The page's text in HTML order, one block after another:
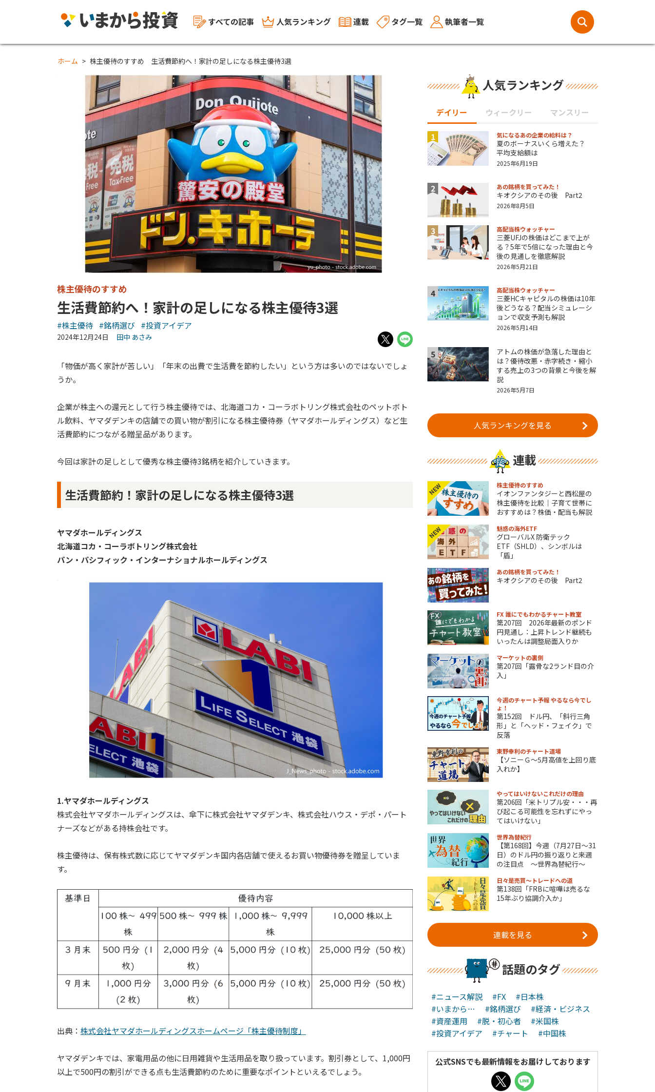
すべての記事 人気ランキング 連載 タグ一覧 執筆者一覧
ホーム 株主優待のすすめ 生活費節約へ！家計の足しになる株主優待3選
株主優待のすすめ
生活費節約へ！家計の足しになる株主優待3選
#株主優待 #銘柄選び #投資アイデア
2024年12月24日 田中 あさみ
「物価が高く家計が苦しい」「年末の出費で生活費を節約したい」という方は多いのではないでしょ
うか。
企業が株主への還元として行う株主優待では、北海道コカ・コーラボトリング株式会社のペットボト
ル飲料、ヤマダデンキの店舗での買い物が割引になる株主優待券（ヤマダホールディングス）など生
活費節約につながる贈呈品があります。
今回は家計の足しとして優秀な株主優待3銘柄を紹介していきます。
生活費節約！家計の足しになる株主優待3選
ヤマダホールディングス
北海道コカ・コーラボトリング株式会社
パン・パシフィック・インターナショナルホールディングス
1.ヤマダホールディングス
株式会社ヤマダホールディングスは、傘下に株式会社ヤマダデンキ、株式会社ハウス・デポ・パート
ナーズなどがある持株会社です。
株主優待は、保有株式数に応じてヤマダデンキ国内各店舗で使えるお買い物優待券を贈呈していま
す。
出典： 株式会社ヤマダホールディングスホームページ「株主優待制度」
ヤマダデンキでは、家電用品の他に日用雑貨や生活用品を取り扱っています。割引券として、1,000円
以上で500円の割引ができる点も生活費節約のために重要なポイントといえるでしょう。
人気ランキング
デイリー ウィークリー マンスリー
1 気になるあの企業の給料は？
夏のボーナスいくら増えた？
平均支給額は
2025年6月19日
2 あの銘柄を買ってみた！
キオクシアのその後 Part2
2026年8月5日
3 高配当株ウォッチャー
三菱UFJの株価はどこまで上が
る？5年で5倍になった理由と今
後の見通しを徹底解説
2026年5月21日
4 高配当株ウォッチャー
三菱HCキャピタルの株価は10年
後どうなる？配当シミュレーシ
ョンで収支予測も解説
2026年5月14日
5
アトムの株価が急落した理由と
は？優待改悪・赤字続き・縮小
する売上の3つの背景と今後を解
説
2026年5月7日
人気ランキングを見る
連載
NEW 株主優待のすすめ
イオンファンタジーと西松屋の
株主優待を比較｜子育て世帯に
おすすめは？株価・配当も解説
NEW 魅惑の海外ETF
グローバルX 防衛テック
ETF（SHLD）、シンボルは
「盾」
あの銘柄を買ってみた！
キオクシアのその後 Part2
FX 誰にでもわかるチャート教室
第207回 2026年最新のポンド
円見通し：上昇トレンド継続も
いったんは調整局面入りか
マーケットの裏側
第207回「露骨な2ランド目の介
入」
今週のチャート予報 やるなら今でし
ょ！
第152回 ドル円、「斜行三角
形」と「ヘッド・フェイク」で
反落
東野幸利のチャート道場
【ソニーＧ～5月高値を上回り底
入れか】
やってはいけないこれだけの理由
第206回「米トリプル安・・・再
び起こる可能性を忘れずにやっ
てはいけない」
世界為替紀行
【第168回】今週（7月27日～31
日）のドル円の振り返りと来週
の注目点 ～世界為替紀行～
日々是売買～トレードへの道
第138回「FRBに喧嘩は売るな
15年ぶり協調介入か」
連載を見る
話題のタグ
#ニュース解説 #FX
#日本株
#いまから…
#銘柄選び
#経済・ビジネス
#資産運用
#脱・初心者
#米国株
#投資アイデア
#チャート #中国株
公式SNSでも最新情報をお届けしております